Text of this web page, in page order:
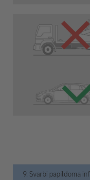
9. Svarbi papildoma